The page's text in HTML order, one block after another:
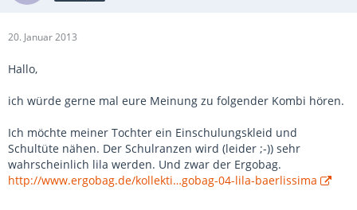
20. Januar 2013
Hallo,
ich würde gerne mal eure Meinung zu folgender Kombi hören.
Ich möchte meiner Tochter ein Einschulungskleid und
Schultüte nähen. Der Schulranzen wird (leider ;-)) sehr
wahrscheinlich lila werden. Und zwar der Ergobag.
http://www.ergobag.de/kollekti…gobag-04-lila-baerlissima